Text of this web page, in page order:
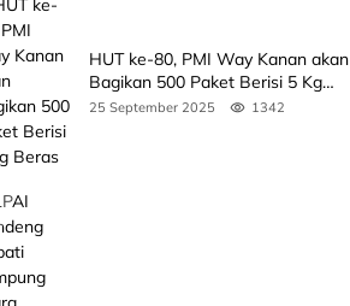
HUT ke-80, PMI Way Kanan akan
Bagikan 500 Paket Berisi 5 Kg
Beras
25 September 2025 1342